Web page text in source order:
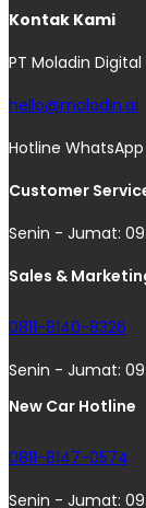
Kontak Kami
PT Moladin
hello@moladin.ai
Hotline WhatsApp
Customer
Senin - Jumat:
Sales &
0811-8140-8326
Senin - Jumat:
New Car Hotline
0811-8147-0574
Senin - Jumat: